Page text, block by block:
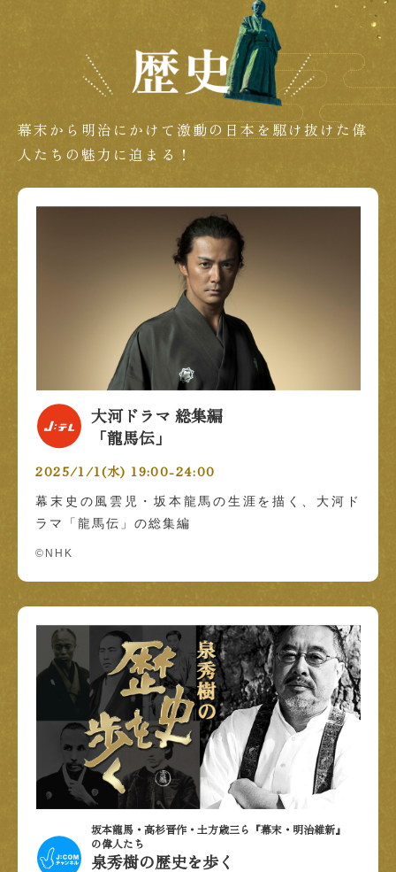
幕末から明治にかけて激動の日本を駆け抜けた偉
人たちの魅力に迫まる！
大河ドラマ 総集編
「龍馬伝」
2025/1/1(水) 19:00-24:00
幕末史の風雲児・坂本龍馬の生涯を描く、大河ド
ラマ「龍馬伝」の総集編
©NHK
坂本龍馬・高杉晋作・土方歳三ら『幕末・明治維新』
の偉人たち
泉秀樹の歴史を歩く